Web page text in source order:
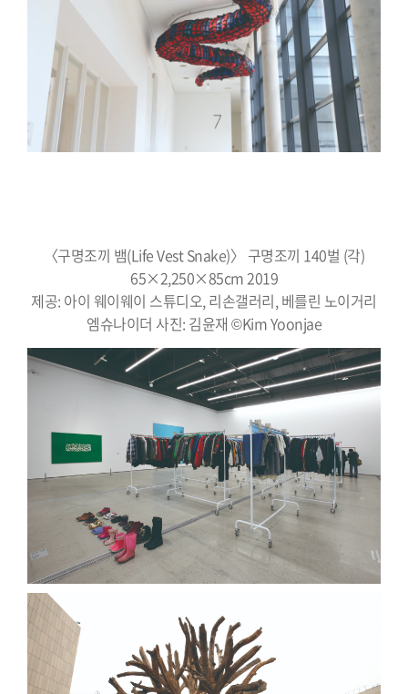
〈구명조끼 뱀(Life Vest Snake)〉 구명조끼 140벌 (각)
65×2,250×85cm 2019
제공: 아이 웨이웨이 스튜디오, 리손갤러리, 베를린 노이거리
엠슈나이더 사진: 김윤재 ©Kim Yoonjae